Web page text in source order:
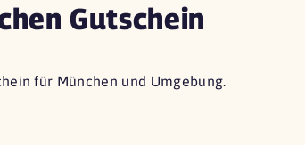
Gutschein
für München und Umgebung.